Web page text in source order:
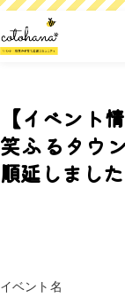
【イベント
笑ふるタ
順延しました
イベント名